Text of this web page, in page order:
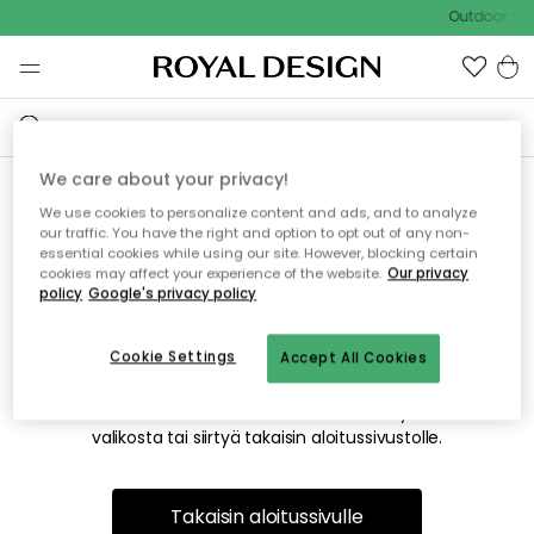
Outdoor
Emme valitettavasti löydä
etsimääsi sivua
Tämä voi johtua siitä, että sivua ei enää ole tai siitä, että se
on siirretty muualle. Pahoittelemme tästä mahdollisesti
valikosta tai siirtyä takaisin aloitussivustolle.
Takaisin aloitussivulle
We care about your privacy!
We use cookies to personalize content and ads, and to analyze
our traffic. You have the right and option to opt out of any non-
essential cookies while using our site. However, blocking certain
cookies may affect your experience of the website. Our privacy
policy Google's privacy policy
Accept All Cookies
Cookie Settings